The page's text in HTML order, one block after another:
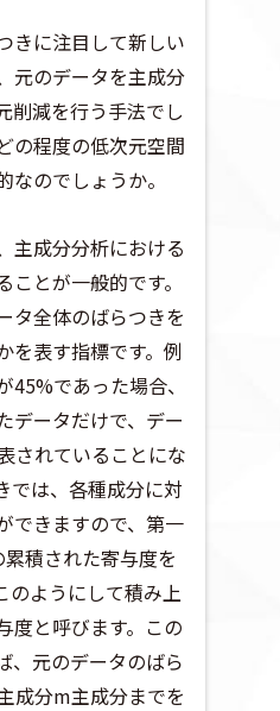
きに注目して新しい
元のデータを主成分
削減を行う手法でし
の程度の低次元空間
のでしょうか。
主成分分析における
とが一般的です。
タ全体のばらつきを
を表す指標です。例
であった場合、
データだけで、デー
されていることにな
では、各種成分に対
できますので、第一
積された寄与度を
のようにして積み上
度と呼びます。この
、元のデータのばら
成分m主成分までを